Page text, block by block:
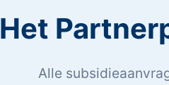
Het
Alle